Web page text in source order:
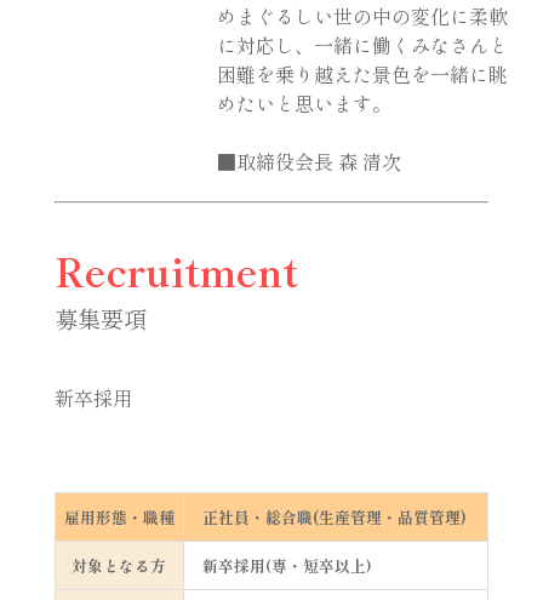
めまぐるしい世の中の変化に柔軟
に対応し、一緒に働くみなさんと
困難を乗り越えた景色を一緒に眺
めたいと思います。
■取締役会長 森 清次
Recruitment
募集要項
新卒採用
雇用形態・職種 正社員・総合職(生産管理・品質管理)
対象となる方 新卒採用(専・短卒以上)